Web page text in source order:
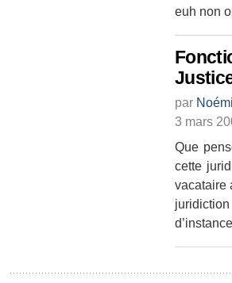
euh non
par
3 mars
Que
cette
vacataire